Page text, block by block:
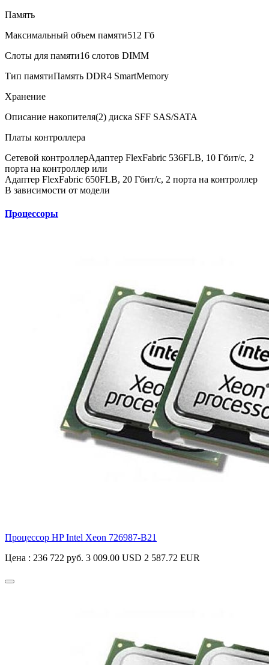
Память
Максимальный объем памяти512 Гб
Слоты для памяти16 слотов DIMM
Тип памятиПамять DDR4 SmartMemory
Хранение
Описание накопителя(2) диска SFF SAS/SATA
Платы контроллера
Сетевой контроллерАдаптер FlexFabric 536FLB, 10 Гбит/с, 2
порта на контроллер или
Адаптер FlexFabric 650FLB, 20 Гбит/с, 2 порта на контроллер
В зависимости от модели
Процессоры
Процессор HP Intel Xeon 726987-B21
Цена : 236 722 руб. 3 009.00 USD 2 587.72 EUR